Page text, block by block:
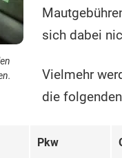
sich dabei
Vielmehr
die
Pkw